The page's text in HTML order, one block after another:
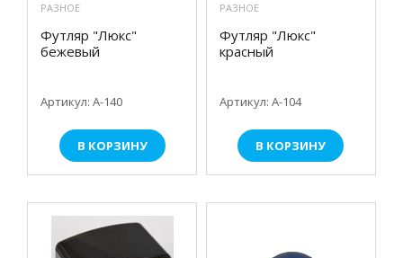
РАЗНОЕ
Футляр "Люкс"
бежевый
Артикул: А-140
В КОРЗИНУ
РАЗНОЕ
Футляр "Люкс"
красный
Артикул: А-104
В КОРЗИНУ